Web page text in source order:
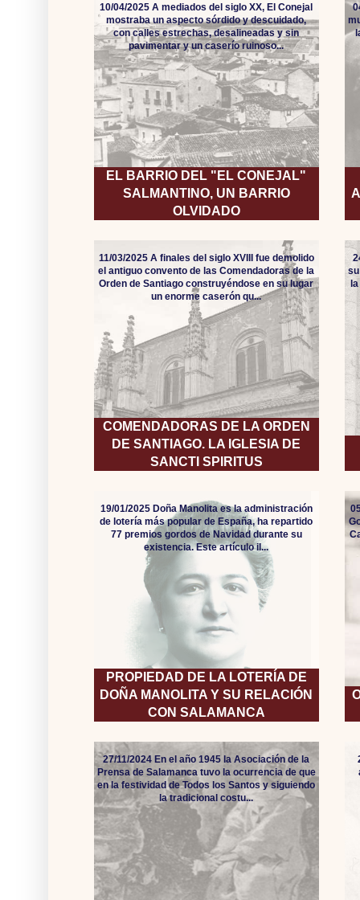
EL BARRIO DEL "EL CONEJAL"
SALMANTINO, UN BARRIO
OLVIDADO
10/04/2025 A mediados del siglo XX, El Conejal
mostraba un aspecto sórdido y descuidado,
con calles estrechas, desalineadas y sin
pavimentar y un caserío ruinoso...
COMENDADORAS DE LA ORDEN
DE SANTIAGO. LA IGLESIA DE
SANCTI SPIRITUS
11/03/2025 A finales del siglo XVIII fue demolido
el antiguo convento de las Comendadoras de la
Orden de Santiago construyéndose en su lugar
un enorme caserón qu...
PROPIEDAD DE LA LOTERÍA DE
DOÑA MANOLITA Y SU RELACIÓN
CON SALAMANCA
19/01/2025 Doña Manolita es la administración
de lotería más popular de España, ha repartido
77 premios gordos de Navidad durante su
existencia. Este artículo il...
27/11/2024 En el año 1945 la Asociación de la
Prensa de Salamanca tuvo la ocurrencia de que
en la festividad de Todos los Santos y siguiendo
la tradicional costu...